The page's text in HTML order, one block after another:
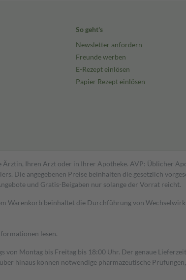
So geht's
Newsletter anfordern
Freunde werben
E-Rezept einlösen
Papier Rezept einlösen
Ärztin, Ihren Arzt oder in Ihrer Apotheke. AVP: Üblicher
Die angegebenen Preise beinhalten die gesetzlich
und Gratis-Beigaben nur solange der Vorrat reicht.
Warenkorb beinhaltet die Durchführung von
lesen.
Montag bis Freitag bis 18:00 Uhr. Der genaue
hinaus können notwendige pharmazeutische